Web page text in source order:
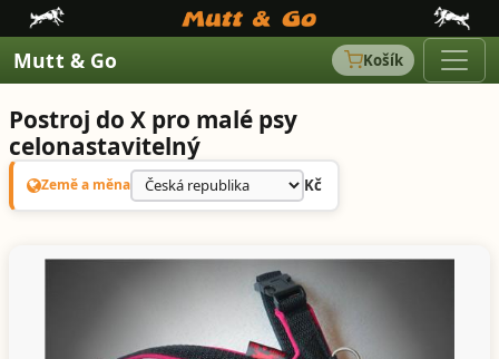
Mutt & Go Košík
Postroj do X pro malé psy
celonastavitelný
Země a měna Kč